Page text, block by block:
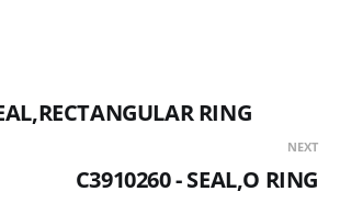
RING
NEXT
C3910260 - SEAL,O RING